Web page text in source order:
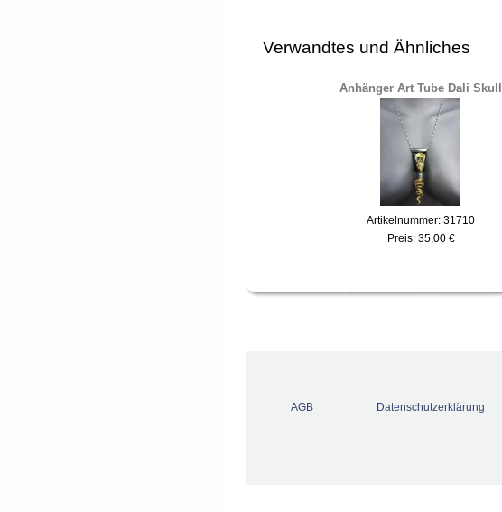
Verwandtes und Ähnliches
Anhänger Art Tube Dali Skull
Artikelnummer: 31710
Preis: 35,00 €
AGB Datenschutzerklärung